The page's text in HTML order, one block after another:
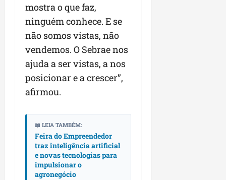
mostra o que faz,
ninguém conhece. E se
não somos vistas, não
vendemos. O Sebrae nos
ajuda a ser vistas, a nos
posicionar e a crescer”,
afirmou.
📖 LEIA TAMBÉM:
Feira do Empreendedor
traz inteligência artificial
e novas tecnologias para
impulsionar o
agronegócio